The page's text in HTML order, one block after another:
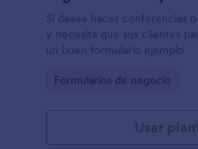
Si desea hacer conferencias
y necesita que sus clientes
un buen formulario ejemplo
Go to Category:
Formularios de negocio
Usar